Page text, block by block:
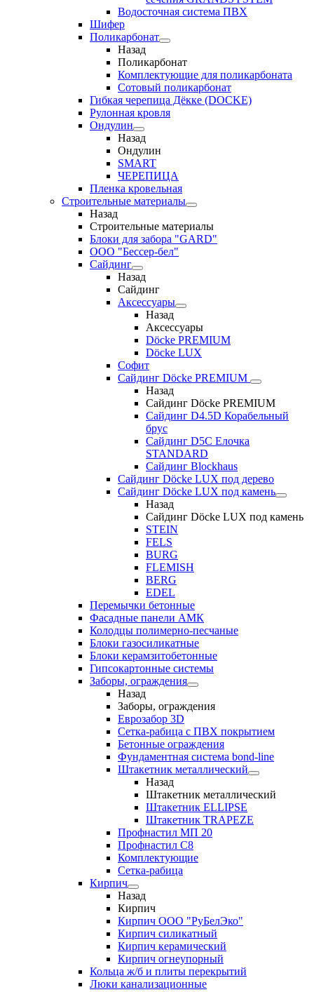
Водосточная система ПВХ
Шифер
Поликарбонат
Назад
Поликарбонат
Комплектующие для поликарбоната
Сотовый поликарбонат
Гибкая черепица Дёкке (DOCKE)
Рулонная кровля
Ондулин
Назад
Ондулин
SMART
ЧЕРЕПИЦА
Пленка кровельная
Строительные материалы
Назад
Строительные материалы
Блоки для забора "GARD"
ООО "Бессер-бел"
Сайдинг
Назад
Сайдинг
Аксессуары
Назад
Аксессуары
Döcke PREMIUM
Döcke LUX
Софит
Сайдинг Döcke PREMIUM
Назад
Сайдинг Döcke PREMIUM
Сайдинг D4.5D Корабельный
брус
Сайдинг D5С Елочка
STANDARD
Сайдинг Blockhaus
Сайдинг Döcke LUX под дерево
Сайдинг Döcke LUX под камень
Назад
Сайдинг Döcke LUX под камень
STEIN
FELS
BURG
FLEMISH
BERG
EDEL
Перемычки бетонные
Фасадные панели АМК
Колодцы полимерно-песчаные
Блоки газосиликатные
Блоки керамзитобетонные
Гипсокартонные системы
Заборы, ограждения
Назад
Заборы, ограждения
Еврозабор 3D
Сетка-рабица с ПВХ покрытием
Бетонные ограждения
Фундаментная система bond-line
Штакетник металлический
Назад
Штакетник металлический
Штакетник ELLIPSE
Штакетник TRAPEZE
Профнастил МП 20
Профнастил С8
Комплектующие
Сетка-рабица
Кирпич
Назад
Кирпич
Кирпич ООО "РуБелЭко"
Кирпич силикатный
Кирпич керамический
Кирпич огнеупорный
Кольца ж/б и плиты перекрытий
Люки канализационные